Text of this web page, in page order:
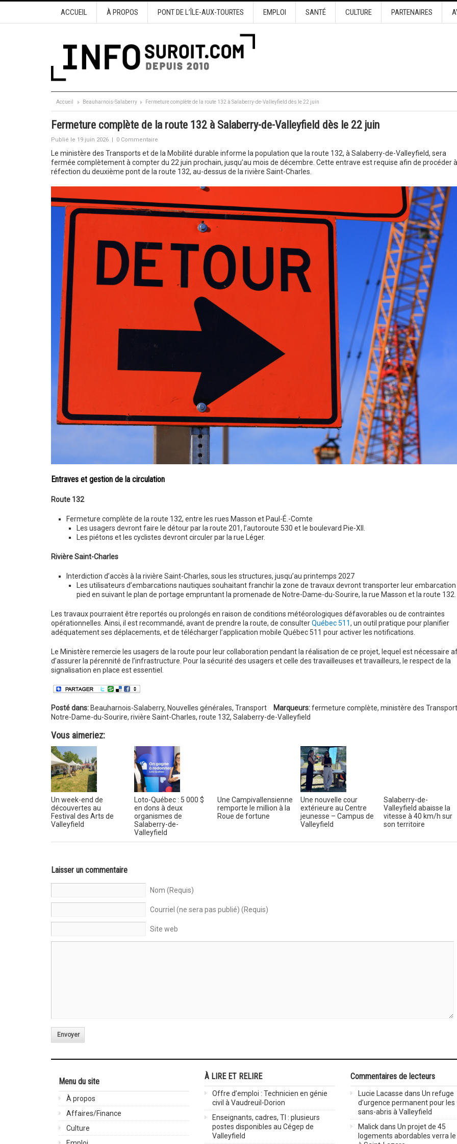
ACCUEIL À PROPOS PONT DE L’ÎLE-AUX-TOURTES EMPLOI SANTÉ CULTURE PARTENAIRES
Accueil Beauharnois-Salaberry Fermeture complète de la route 132 à Salaberry-de-Valleyfield dès le 22 juin
Fermeture complète de la route 132 à Salaberry-de-Valleyfield dès le 22 juin
Publié le 19 juin 2026 | 0 Commentaire
Le ministère des Transports et de la Mobilité durable informe la population que la route 132, à Salaberry-de-Valleyfield, sera
fermée complètement à compter du 22 juin prochain, jusqu’au mois de décembre. Cette entrave est requise afin de procéder
réfection du deuxième pont de la route 132, au-dessus de la rivière Saint-Charles.
Entraves et gestion de la circulation
Route 132
Fermeture complète de la route 132, entre les rues Masson et Paul-É.-Comte
Les usagers devront faire le détour par la route 201, l’autoroute 530 et le boulevard Pie-XII.
Les piétons et les cyclistes devront circuler par la rue Léger.
Rivière Saint-Charles
Interdiction d’accès à la rivière Saint-Charles, sous les structures, jusqu’au printemps 2027
Les utilisateurs d’embarcations nautiques souhaitant franchir la zone de travaux devront transporter leur embarcation
pied en suivant le plan de portage empruntant la promenade de Notre-Dame-du-Sourire, la rue Masson et la route 132.
Les travaux pourraient être reportés ou prolongés en raison de conditions météorologiques défavorables ou de contraintes
opérationnelles. Ainsi, il est recommandé, avant de prendre la route, de consulterQuébec 511, un outil pratique pour planifier
adéquatement ses déplacements, et de télécharger l’application mobile Québec 511 pour activer les notifications.
Le Ministère remercie les usagers de la route pour leur collaboration pendant la réalisation de ce projet, lequel est nécessaire
d’assurer la pérennité de l’infrastructure. Pour la sécurité des usagers et celle des travailleuses et travailleurs, le respect de la
signalisation en place est essentiel.
Posté dans:Beauharnois-Salaberry, Nouvelles générales, Transport Marqueurs: fermeture complète, ministère des
Notre-Dame-du-Sourire, rivière Saint-Charles, route 132, Salaberry-de-Valleyfield
Vous aimeriez:
Un week-end de
découvertes au
Festival des Arts de
Valleyfield
Loto-Québec : 5 000 $
en dons à deux
organismes de
Salaberry-de-
Valleyfield
Une Campivallensienne
remporte le million à la
Roue de fortune
Une nouvelle cour
extérieure au Centre
jeunesse – Campus de
Valleyfield
Salaberry-de-
Valleyfield abaisse la
vitesse à 40 km/h sur
son territoire
Laisser un commentaire
Nom (Requis)
Courriel (ne sera pas publié) (Requis)
Site web
Envoyer
Menu du site
À propos
Affaires/Finance
Culture
À LIRE ET RELIRE
Offre d’emploi : Technicien en génie
civil à Vaudreuil-Dorion
Enseignants, cadres, TI : plusieurs
postes disponibles au Cégep de
Valleyfield
Commentaires de lecteurs
Lucie Lacasse dans Un refuge
d’urgence permanent pour les
sans-abris à Valleyfield
Malickdans Un projet de 45
logements abordables verra